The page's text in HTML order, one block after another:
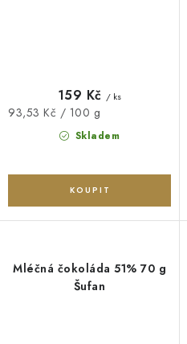
Skladem
159 Kč / ks
Měrná
93,53 Kč / 100 g
Mléčná čokoláda 51% 70 g
Šufan